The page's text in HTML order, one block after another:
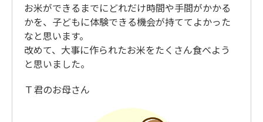
お米ができるまでにどれだけ時間や手間がかかる
かを、子どもに体験できる機会が持ててよかった
なと思います。
改めて、大事に作られたお米をたくさん食べよう
と思いました。
Ｔ君のお母さん